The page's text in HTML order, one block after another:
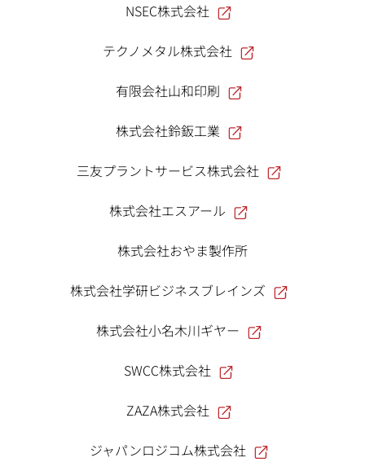
NSEC株式会社
テクノメタル株式会社
有限会社山和印刷
株式会社鈴鈑工業
三友プラントサービス株式会社
株式会社エスアール
株式会社おやま製作所
株式会社学研ビジネスブレインズ
株式会社小名木川ギヤー
SWCC株式会社
ZAZA株式会社
ジャパンロジコム株式会社